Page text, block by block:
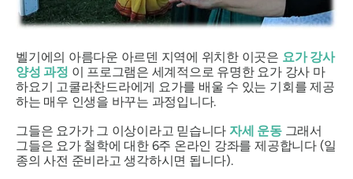
벨기에의 아름다운 아르덴 지역에 위치한 이곳은 요가 강사
양성 과정 이 프로그램은 세계적으로 유명한 요가 강사 마
하요기 고쿨라찬드라에게 요가를 배울 수 있는 기회를 제공
하는 매우 인생을 바꾸는 과정입니다.
그들은 요가가 그 이상이라고 믿습니다 자세 운동그래서
그들은 요가 철학에 대한 6주 온라인 강좌를 제공합니다 (일
종의 사전 준비라고 생각하시면 됩니다).